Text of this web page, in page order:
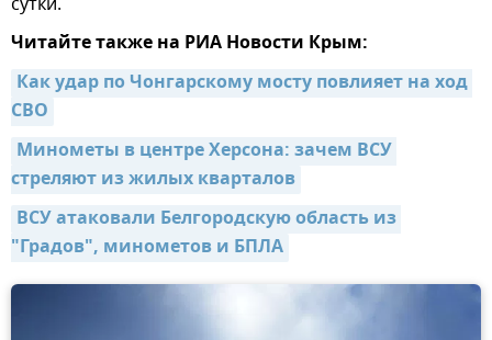
Читайте также на РИА Новости Крым:
Как удар по Чонгарскому мосту повлияет на ход
СВО
Минометы в центре Херсона: зачем ВСУ
стреляют из жилых кварталов
ВСУ атаковали Белгородскую область из
"Градов", минометов и БПЛА